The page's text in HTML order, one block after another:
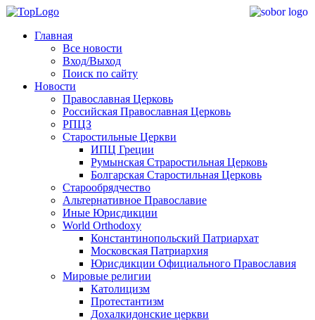
Главная
Все новости
Вход/Выход
Поиск по сайту
Новости
Православная Церковь
Российская Православная Церковь
РПЦЗ
Старостильные Церкви
ИПЦ Греции
Румынская Страростильная Церковь
Болгарская Старостильная Церковь
Старообрядчество
Альтернативное Православие
Иные Юрисдикции
World Orthodoxy
Константинопольский Патриархат
Московская Патриархия
Юрисдикции Официального Православия
Мировые религии
Католицизм
Протестантизм
Дохалкидонские церкви